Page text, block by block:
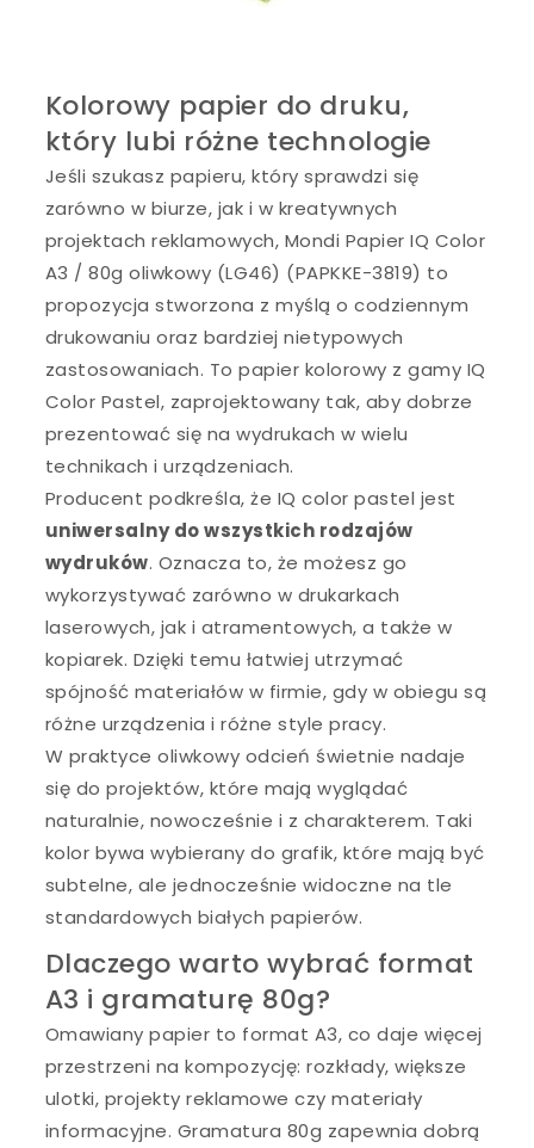
Kolorowy papier do druku,
który lubi różne technologie
Jeśli szukasz papieru, który sprawdzi się
zarówno w biurze, jak i w kreatywnych
projektach reklamowych, Mondi Papier IQ Color
A3 / 80g oliwkowy (LG46) (PAPKKE-3819) to
propozycja stworzona z myślą o codziennym
drukowaniu oraz bardziej nietypowych
zastosowaniach. To papier kolorowy z gamy IQ
Color Pastel, zaprojektowany tak, aby dobrze
prezentować się na wydrukach w wielu
technikach i urządzeniach.
Producent podkreśla, że IQ color pastel jest
uniwersalny do wszystkich rodzajów
wydruków. Oznacza to, że możesz go
wykorzystywać zarówno w drukarkach
laserowych, jak i atramentowych, a także w
kopiarek. Dzięki temu łatwiej utrzymać
spójność materiałów w firmie, gdy w obiegu są
różne urządzenia i różne style pracy.
W praktyce oliwkowy odcień świetnie nadaje
się do projektów, które mają wyglądać
naturalnie, nowocześnie i z charakterem. Taki
kolor bywa wybierany do grafik, które mają być
subtelne, ale jednocześnie widoczne na tle
standardowych białych papierów.
Dlaczego warto wybrać format
A3 i gramaturę 80g?
Omawiany papier to format A3, co daje więcej
przestrzeni na kompozycję: rozkłady, większe
ulotki, projekty reklamowe czy materiały
informacyjne. Gramatura 80g zapewnia dobrą